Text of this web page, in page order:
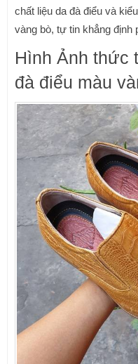
chất liệu da đà điểu và
vàng bò, tự tin khẳng định
Hình Ảnh thức
đà điểu màu